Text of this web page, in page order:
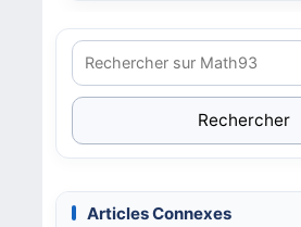
Rechercher
Articles Connexes